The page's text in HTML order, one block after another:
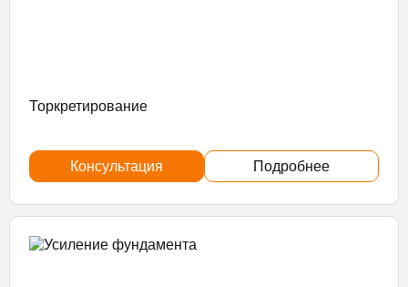
Торкретирование
Консультация Подробнее